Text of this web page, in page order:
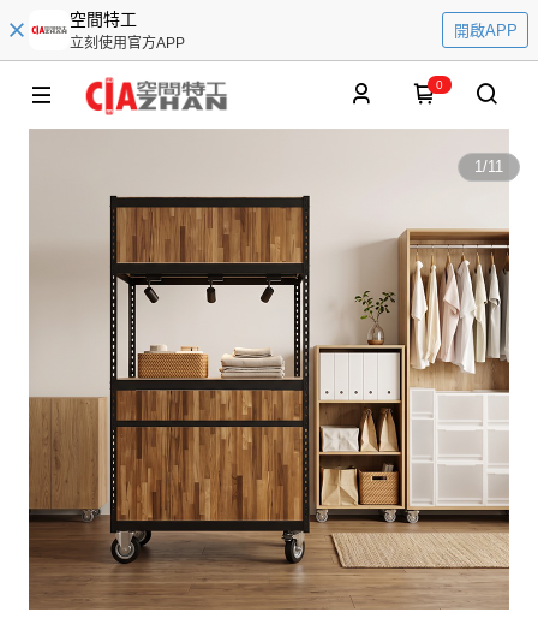
空間特工
立刻使用官方APP
開啟APP
0
1/11